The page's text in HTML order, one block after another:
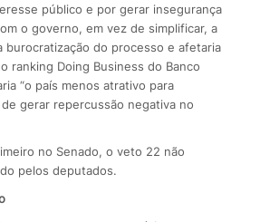
público e por gerar insegurança
o governo, em vez de simplificar, a
burocratização do processo e afetaria
ranking Doing Business do Banco
“o país menos atrativo para
gerar repercussão negativa no
no Senado, o veto 22 não
pelos deputados.